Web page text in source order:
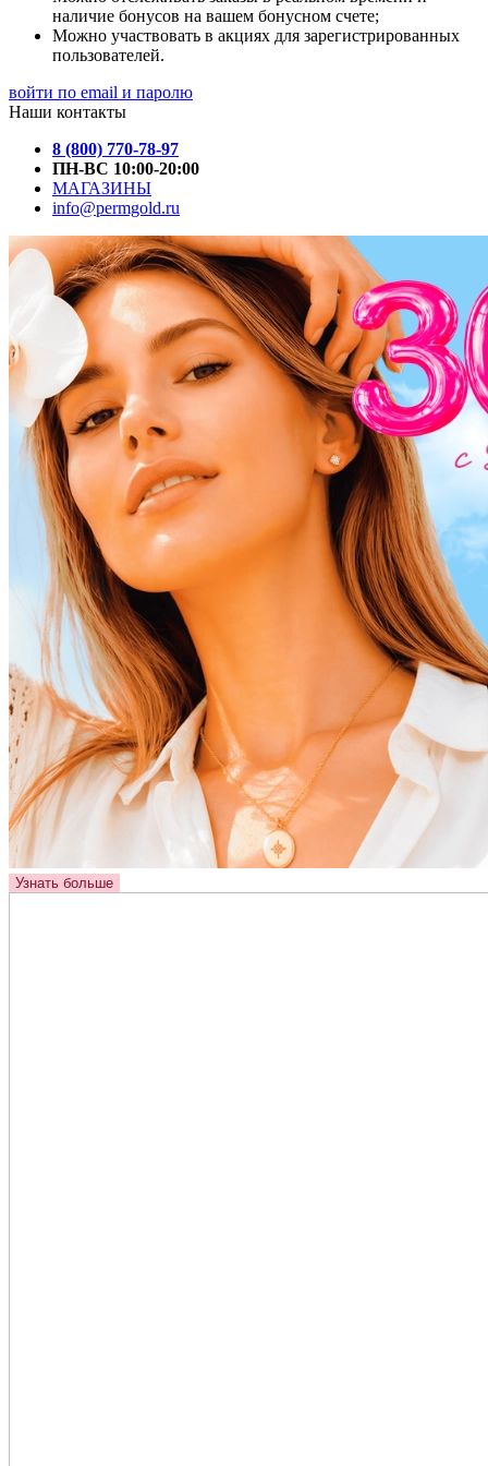
наличие бонусов на вашем бонусном счете;
Можно участвовать в акциях для зарегистрированных
пользователей.
войти по email и паролю
Наши контакты
8 (800) 770-78-97
ПН-ВС 10:00-20:00
МАГАЗИНЫ
info@permgold.ru
Узнать больше